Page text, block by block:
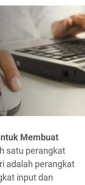
Membuat
satu perangkat
adalah perangkat
input dan